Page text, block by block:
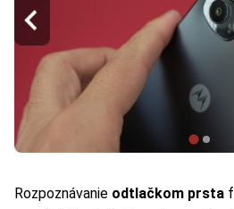
Rozpoznávanie odtlačkom prsta